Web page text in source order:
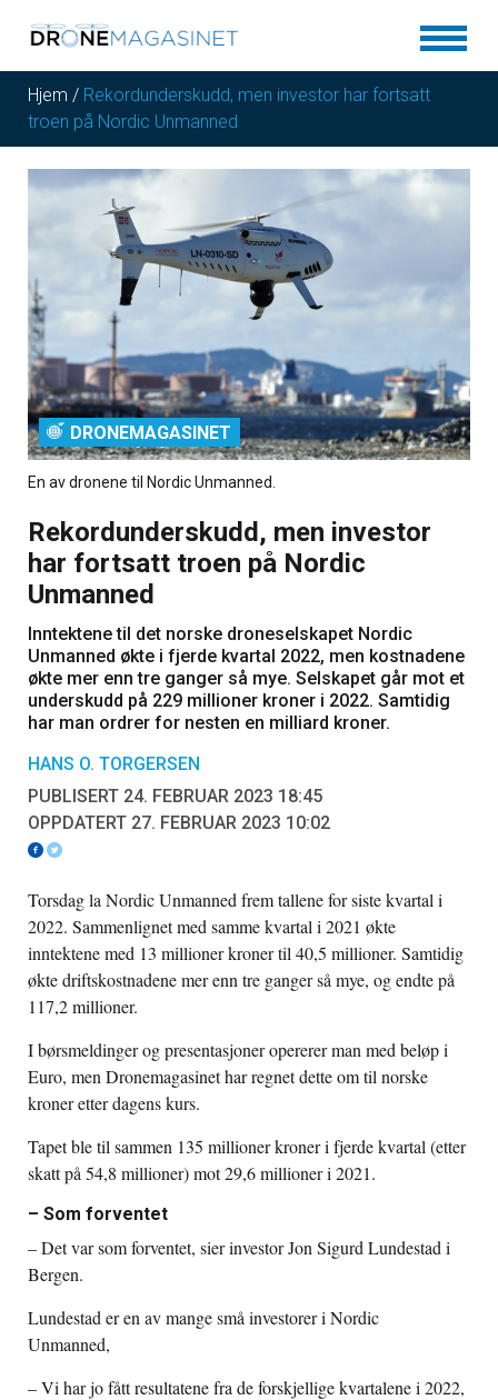
Hjem / Rekordunderskudd, men investor har fortsatt
troen på Nordic Unmanned
DRONEMAGASINET
En av dronene til Nordic Unmanned.
Rekordunderskudd, men investor
har fortsatt troen på Nordic
Unmanned
Inntektene til det norske droneselskapet Nordic
Unmanned økte i fjerde kvartal 2022, men kostnadene
økte mer enn tre ganger så mye. Selskapet går mot et
underskudd på 229 millioner kroner i 2022. Samtidig
har man ordrer for nesten en milliard kroner.
HANS O. TORGERSEN
PUBLISERT 24. FEBRUAR 2023 18:45
OPPDATERT 27. FEBRUAR 2023 10:02
Torsdag la Nordic Unmanned frem tallene for siste kvartal i
2022. Sammenlignet med samme kvartal i 2021 økte
inntektene med 13 millioner kroner til 40,5 millioner. Samtidig
økte driftskostnadene mer enn tre ganger så mye, og endte på
117,2 millioner.
I børsmeldinger og presentasjoner opererer man med beløp i
Euro, men Dronemagasinet har regnet dette om til norske
kroner etter dagens kurs.
Tapet ble til sammen 135 millioner kroner i fjerde kvartal (etter
skatt på 54,8 millioner) mot 29,6 millioner i 2021.
– Som forventet
– Det var som forventet, sier investor Jon Sigurd Lundestad i
Bergen.
Lundestad er en av mange små investorer i Nordic
Unmanned,
– Vi har jo fått resultatene fra de forskjellige kvartalene i 2022,